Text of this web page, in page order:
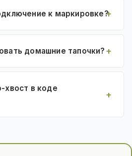
к маркировке?
домашние тапочки?
хвост в коде